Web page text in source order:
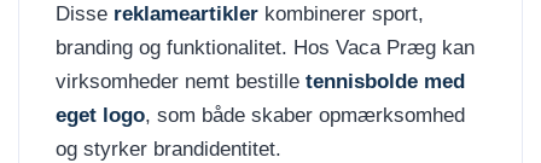
Disse reklameartikler kombinerer sport,
branding og funktionalitet. Hos Vaca Præg kan
virksomheder nemt bestille tennisbolde med
eget logo, som både skaber opmærksomhed
og styrker brandidentitet.